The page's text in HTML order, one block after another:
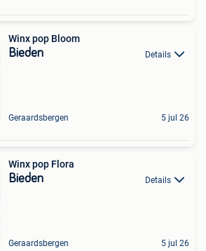
Winx pop Bloom
Bieden Details
Geraardsbergen 5 jul 26
Winx pop Flora
Bieden Details
Geraardsbergen 5 jul 26